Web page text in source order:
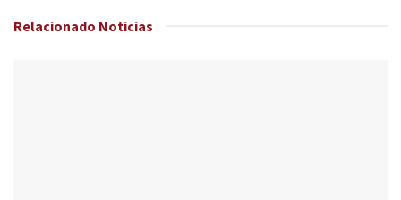
Relacionado Noticias